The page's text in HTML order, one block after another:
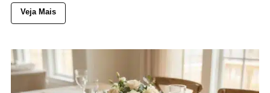
Veja Mais